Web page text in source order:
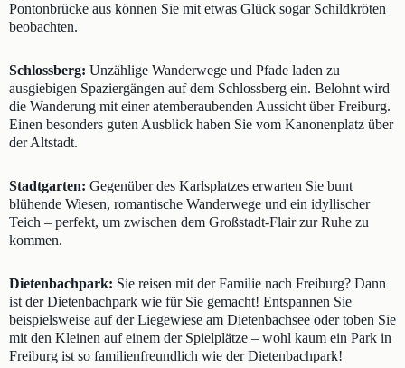
Pontonbrücke aus können Sie mit etwas Glück sogar Schildkröten
beobachten.
Schlossberg: Unzählige Wanderwege und Pfade laden zu
ausgiebigen Spaziergängen auf dem Schlossberg ein. Belohnt wird
die Wanderung mit einer atemberaubenden Aussicht über Freiburg.
Einen besonders guten Ausblick haben Sie vom Kanonenplatz über
der Altstadt.
Stadtgarten: Gegenüber des Karlsplatzes erwarten Sie bunt
blühende Wiesen, romantische Wanderwege und ein idyllischer
Teich – perfekt, um zwischen dem Großstadt-Flair zur Ruhe zu
kommen.
Dietenbachpark: Sie reisen mit der Familie nach Freiburg? Dann
ist der Dietenbachpark wie für Sie gemacht! Entspannen Sie
beispielsweise auf der Liegewiese am Dietenbachsee oder toben Sie
mit den Kleinen auf einem der Spielplätze – wohl kaum ein Park in
Freiburg ist so familienfreundlich wie der Dietenbachpark!